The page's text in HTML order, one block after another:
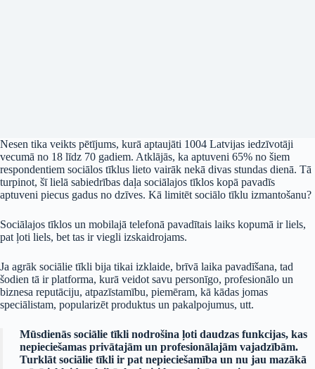
Nesen tika veikts pētījums, kurā aptaujāti 1004 Latvijas iedzīvotāji
vecumā no 18 līdz 70 gadiem. Atklājās, ka aptuveni 65% no šiem
respondentiem sociālos tīklus lieto vairāk nekā divas stundas dienā. Tā
turpinot, šī lielā sabiedrības daļa sociālajos tīklos kopā pavadīs
aptuveni piecus gadus no dzīves. Kā limitēt sociālo tīklu izmantošanu?
Sociālajos tīklos un mobilajā telefonā pavadītais laiks kopumā ir liels,
pat ļoti liels, bet tas ir viegli izskaidrojams.
Ja agrāk sociālie tīkli bija tikai izklaide, brīvā laika pavadīšana, tad
šodien tā ir platforma, kurā veidot savu personīgo, profesionālo un
biznesa reputāciju, atpazīstamību, piemēram, kā kādas jomas
speciālistam, popularizēt produktus un pakalpojumus, utt.
Mūsdienās sociālie tīkli nodrošina ļoti daudzas funkcijas, kas
nepieciešamas privātajām un profesionālajām vajadzībām.
Turklāt sociālie tīkli ir pat nepieciešamība un nu jau mazākā